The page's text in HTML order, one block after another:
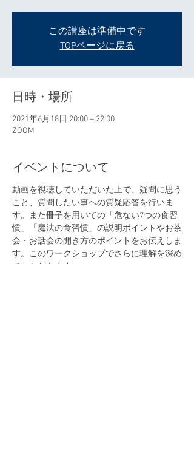
この講座は準備中です
TOPページに戻る
日時・場所
2021年6月18日 20:00 – 22:00
ZOOM
イベントについて
動画を視聴していただいた上で、疑問に思う
こと、質問したい事への質疑応答を行いま
す。また冊子を用いての「危ない7つの食習
慣」「魔法の食習慣」の説明ポイントやお茶
会・お話会の開き方のポイントをお伝えしま
す。このワークショップでさらに理解を深め
ていただきます。